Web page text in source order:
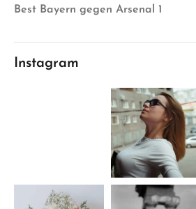
Best Bayern gegen Arsenal 1
Instagram